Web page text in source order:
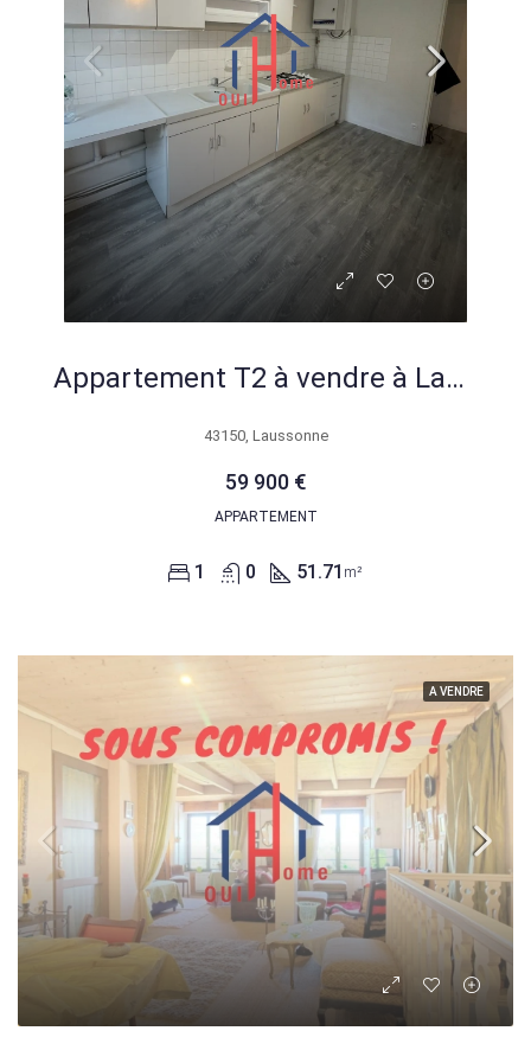
Appartement T2 à vendre à Laussonne – 51,71 m² lumineux avec cave
43150, Laussonne
59 900 €
APPARTEMENT
1 0 51.71 m²
A VENDRE